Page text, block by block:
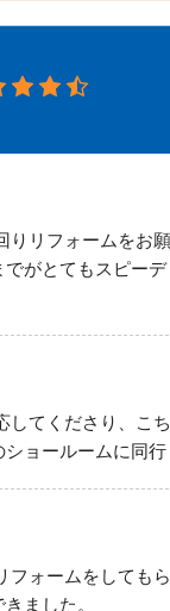
リフォームをお願
がとてもスピー
してくださり、こ
ョールームに同
フォームをしても
ました。